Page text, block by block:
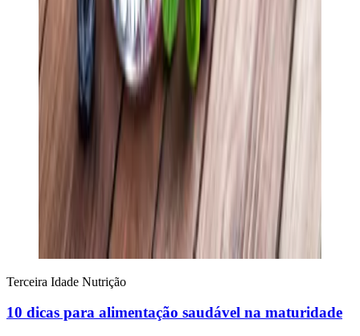
Terceira Idade Nutrição
10 dicas para alimentação saudável na maturidade